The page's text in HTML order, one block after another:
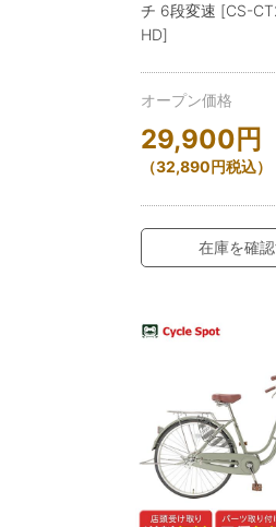
チ 6段変速 [CS-
HD]
オープン価格
29,900 円
（32,890円税込）
在庫を確